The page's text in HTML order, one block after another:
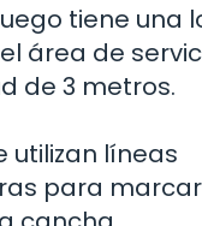
tiene una
área de
de 3 metros.
utilizan líneas
para